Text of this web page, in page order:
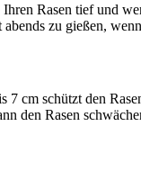
Rasen tief und
zu gießen,
cm schützt den
den Rasen